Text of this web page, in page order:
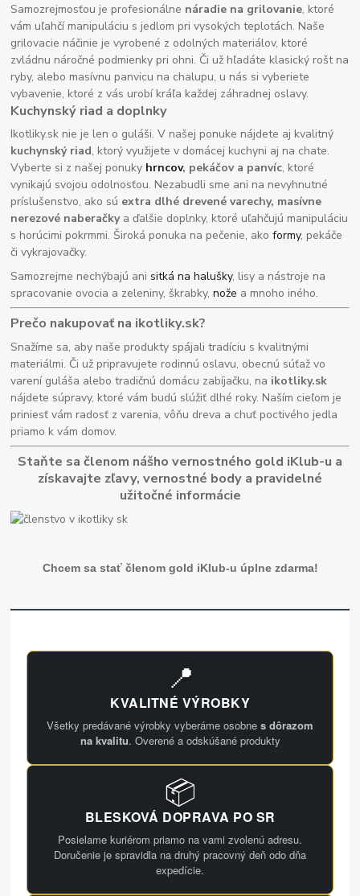
Samozrejmosťou je profesionálne náradie na grilovanie, ktoré
vám uľahčí manipuláciu s jedlom pri vysokých teplotách. Naše
grilovacie náčinie je vyrobené z odolných materiálov, ktoré
zvládnu náročné podmienky pri ohni. Či už hľadáte klasický rošt na
ryby, alebo masívnu panvicu na chalupu, u nás si vyberiete
vybavenie, ktoré z vás urobí kráľa každej záhradnej oslavy.
Kuchynský riad a doplnky
Ikotliky.sk nie je len o guláši. V našej ponuke nájdete aj kvalitný
kuchynský riad, ktorý využijete v domácej kuchyni aj na chate.
Vyberte si z našej ponuky hrncov, pekáčov a panvíc, ktoré
vynikajú svojou odolnosťou. Nezabudli sme ani na nevyhnutné
príslušenstvo, ako sú extra dlhé drevené varechy, masívne
nerezové naberačkya ďalšie doplnky, ktoré uľahčujú manipuláciu
s horúcimi pokrmmi. Široká ponuka na pečenie, akoformy, pekáče
či vykrajovačky.
Samozrejme nechýbajú anisitká na halušky, lisy a nástroje na
spracovanie ovocia a zeleniny, škrabky,nože a mnoho iného.
Prečo nakupovať na ikotliky.sk?
Snažíme sa, aby naše produkty spájali tradíciu s kvalitnými
materiálmi. Či už pripravujete rodinnú oslavu, obecnú súťaž vo
varení guláša alebo tradičnú domácu zabíjačku, na ikotliky.sk
nájdete súpravy, ktoré vám budú slúžiť dlhé roky. Naším cieľom je
priniesť vám radosť z varenia, vôňu dreva a chuť poctivého jedla
priamo k vám domov.
Staňte sa členom nášho vernostného gold iKlub-u a
získavajte zľavy, vernostné body a pravidelné
užitočné informácie
Chcem sa stať členom gold iKlub-u úplne zdarma!
📍
KVALITNÉ VÝROBKY
Všetky predávané výrobky vyberáme osobne s dôrazom
na kvalitu. Overené a odskúšané produkty
📦
BLESKOVÁ DOPRAVA PO SR
Posielame kuriérom priamo na vami zvolenú adresu.
Doručenie je spravidla na druhý pracovný deň odo dňa
expedície.